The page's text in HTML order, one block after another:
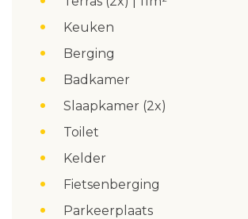
Keuken
Berging
Badkamer
Slaapkamer (2x)
Toilet
Kelder
Fietsenberging
Parkeerplaats